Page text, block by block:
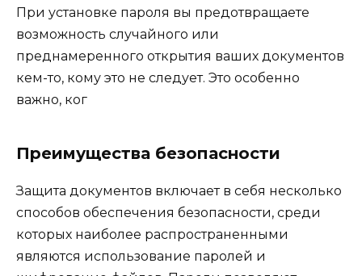
При установке пароля вы предотвращаете
возможность случайного или
преднамеренного открытия ваших документов
кем-то, кому это не следует. Это особенно
важно, ког
Преимущества безопасности
Защита документов включает в себя несколько
способов обеспечения безопасности, среди
которых наиболее распространенными
являются использование паролей и